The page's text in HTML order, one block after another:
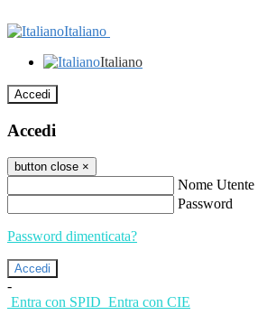
Italiano
Italiano
Accedi
Accedi
button close ×
Nome Utente
Password
Password dimenticata?
-
Entra con SPID Entra con CIE